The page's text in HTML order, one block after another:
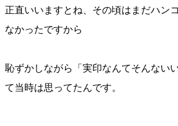
正直いいますとね、その頃はまだハン
なかったですから
恥ずかしながら「実印なんてそんない
て当時は思ってたんです。